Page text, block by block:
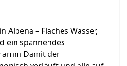
Albena – Flaches Wasser,
ein spannendes
Damit der